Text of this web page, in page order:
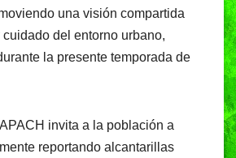
una visión compartida
del entorno urbano,
la presente temporada de
invita a la población a
reportando alcantarillas